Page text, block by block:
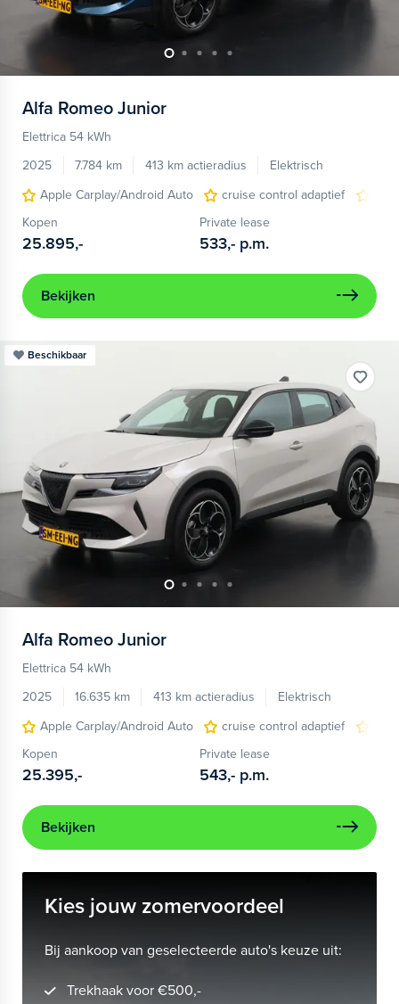
Alfa Romeo Junior
Elettrica 54 kWh
2025
7.784 km 413 km actieradius
Elektrisch
Apple Carplay/Android Auto
cruise control adaptief
Kopen
25.895,-
Private lease
533,- p.m.
Bekijken
Beschikbaar
Alfa Romeo Junior
Elettrica 54 kWh
2025
16.635 km 413 km actieradius
Elektrisch
Apple Carplay/Android Auto
cruise control adaptief
Kopen
25.395,-
Private lease
543,- p.m.
Bekijken
Kies jouw zomervoordeel
Bij aankoop van geselecteerde auto's keuze uit:
Trekhaak voor €500,-